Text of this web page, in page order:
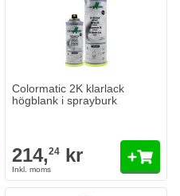
Colormatic 2K klarlack
högblank i sprayburk
214,24 kr